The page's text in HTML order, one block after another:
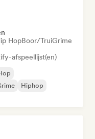
HopBoor/TruiGrime
afspeellijst(en)
Hiphop